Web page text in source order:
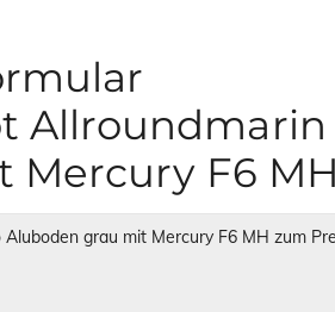
Mercury F6 MH